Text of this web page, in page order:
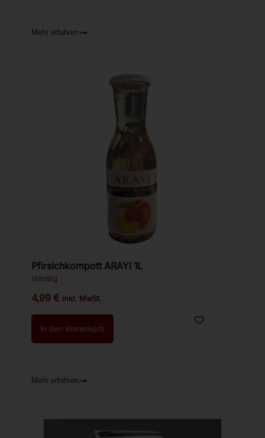
Mehr erfahren
Pfirsichkompott ARAYI 1L
Vorrätig
4,99€ inkl. MwSt.
In den Warenkorb
Mehr erfahren